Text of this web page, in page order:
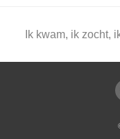
Ik kwam, ik zocht,